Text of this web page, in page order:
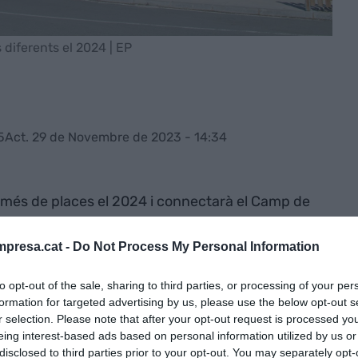
- Do Not Process My Personal Information
opt-out of the sale, sharing to third parties, or processing of your
for targeted advertising by us, please use the below opt-out
selection. Please note that after your opt-out request is processed
interest-based ads based on personal information utilized by us
to third parties prior to your opt-out. You may separately
el 2024 | EP
Act. 29 de Novembre de 2023 - 14:34
de places el 2024 i connectarà el Camp de
segons les previsions de la
dues seran noves, Londres-Luton i
EasyJet.
Vueling a Paris o els vols d'Air Nostrum a Palma
xàrter des de Belfast (Irlanda del Nord), i